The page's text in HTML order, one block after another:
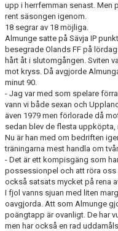
STARTA ETT LAG
upp i herrfemman senast. Men
rent säsongen igenom.
18 segrar av 18 möjliga.
Almunge satte på Sävja IP
besegrade Olands FF på
hårt åt i slutomgången. Sviten
mot kryss. Då avgjorde
minut 90.
- Jag var med som spelare
vann vi både sexan och
även 1979 men förlorade då
sedan blev de flesta uppköpta,
Nu är han med om bedriften
träningarna mest handla om
- Det är ett kompisgäng som
possessionpel och att röra oss
också satsats mycket på rena
I fjol vanns sjuan med liten
oavgjorda. Att som Almunge
poängtapp är ovanligt. De har
men har också en rad